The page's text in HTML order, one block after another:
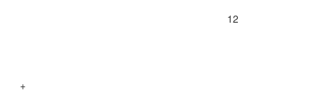
12
+